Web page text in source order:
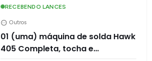
RECEBENDO LANCES
Outros
01 (uma) máquina de solda Hawk
405 Completa, tocha e